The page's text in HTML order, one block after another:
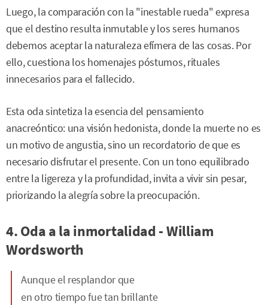
Luego, la comparación con la "inestable rueda" expresa
que el destino resulta inmutable y los seres humanos
debemos aceptar la naturaleza efímera de las cosas. Por
ello, cuestiona los homenajes póstumos, rituales
innecesarios para el fallecido.
Esta oda sintetiza la esencia del pensamiento
anacreóntico: una visión hedonista, donde la muerte no es
un motivo de angustia, sino un recordatorio de que es
necesario disfrutar el presente. Con un tono equilibrado
entre la ligereza y la profundidad, invita a vivir sin pesar,
priorizando la alegría sobre la preocupación.
4. Oda a la inmortalidad - William
Wordsworth
Aunque el resplandor que
en otro tiempo fue tan brillante